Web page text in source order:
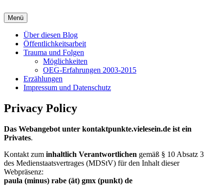
Inhalt
springen
Kontaktpunkte
Menü
Über diesen Blog
Öffentlichkeitsarbeit
Trauma und Folgen
Möglichkeiten
OEG-Erfahrungen 2003-2015
Erzählungen
Impressum und Datenschutz
Privacy Policy
Das Webangebot unter kontaktpunkte.vielesein.de ist ein
Privates.
Kontakt zum inhaltlich Verantwortlichen gemäß § 10 Absatz 3
des Medienstaatsvertrages (MDStV) für den Inhalt dieser
Webpräsenz:
paula (minus) rabe (ät) gmx (punkt) de